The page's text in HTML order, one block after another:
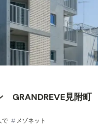
GRANDREVE見附町
で メゾネット